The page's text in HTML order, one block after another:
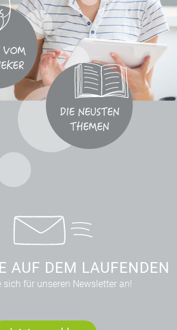
AUF DEM LAUFENDEN
sich für unseren Newsletter an!